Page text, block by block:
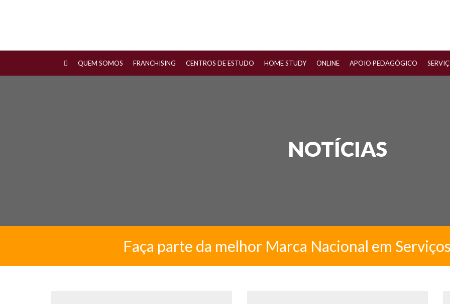
QUEM SOMOS FRANCHISING CENTROS DE ESTUDO HOME STUDY ONLINE APOIO PEDAGÓGICO
NOTÍCIAS
Faça parte da melhor Marca Nacional em